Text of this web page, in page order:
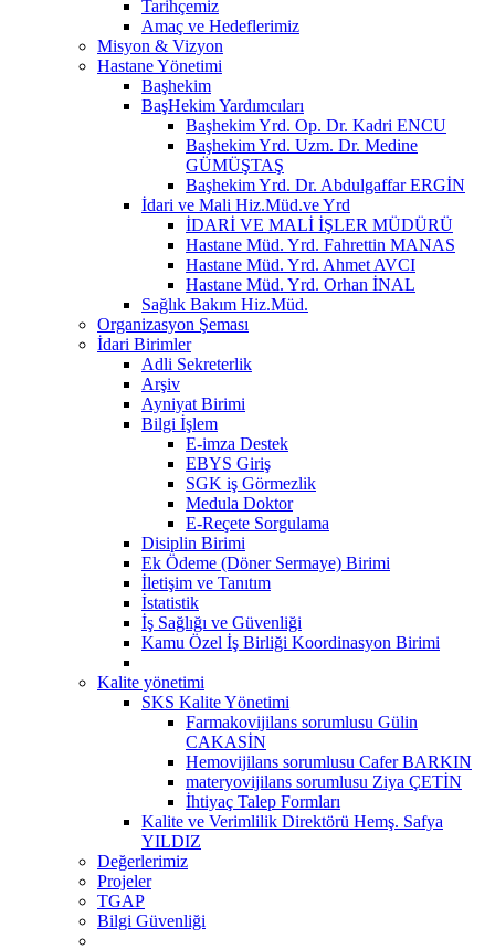
Tarihçemiz
Amaç ve Hedeflerimiz
Misyon & Vizyon
Hastane Yönetimi
Başhekim
BaşHekim Yardımcıları
Başhekim Yrd. Op. Dr. Kadri ENCU
Başhekim Yrd. Uzm. Dr. Medine
GÜMÜŞTAŞ
Başhekim Yrd. Dr. Abdulgaffar ERGİN
İdari ve Mali Hiz.Müd.ve Yrd
İDARİ VE MALİ İŞLER MÜDÜRÜ
Hastane Müd. Yrd. Fahrettin MANAS
Hastane Müd. Yrd. Ahmet AVCI
Hastane Müd. Yrd. Orhan İNAL
Sağlık Bakım Hiz.Müd.
Organizasyon Şeması
İdari Birimler
Adli Sekreterlik
Arşiv
Ayniyat Birimi
Bilgi İşlem
E-imza Destek
EBYS Giriş
SGK iş Görmezlik
Medula Doktor
E-Reçete Sorgulama
Disiplin Birimi
Ek Ödeme (Döner Sermaye) Birimi
İletişim ve Tanıtım
İstatistik
İş Sağlığı ve Güvenliği
Kamu Özel İş Birliği Koordinasyon Birimi
Kalite yönetimi
SKS Kalite Yönetimi
Farmakovijilans sorumlusu Gülin
CAKASİN
Hemovijilans sorumlusu Cafer BARKIN
materyovijilans sorumlusu Ziya ÇETİN
İhtiyaç Talep Formları
Kalite ve Verimlilik Direktörü Hemş. Safya
YILDIZ
Değerlerimiz
Projeler
TGAP
Bilgi Güvenliği